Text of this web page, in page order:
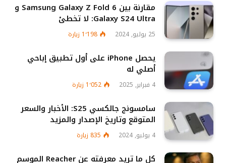
مقارنة بين Samsung Galaxy Z Fold 6 و
Galaxy S24 Ultra: لا تخطئ
25 يوليو, 2024 1٬198 زيارة
يحصل iPhone على أول تطبيق إباحي
أصلي له
4 فبراير, 2025 1٬052 زيارة
سامسونج جالكسي S25: الأخبار والسعر
المتوقع وتاريخ الإصدار والمزيد
4 يوليو, 2024 835 زيارة
كل ما تريد معرفته عن Reacher الموسم